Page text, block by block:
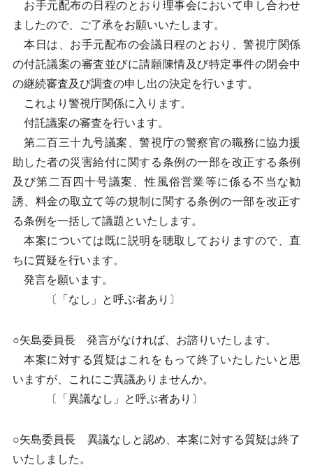
お手元配布の日程のとおり理事会において申し合わせ
ましたので、ご了承をお願いいたします。
本日は、お手元配布の会議日程のとおり、警視庁関係
の付託議案の審査並びに請願陳情及び特定事件の閉会中
の継続審査及び調査の申し出の決定を行います。
これより警視庁関係に入ります。
付託議案の審査を行います。
第二百三十九号議案、警視庁の警察官の職務に協力援
助した者の災害給付に関する条例の一部を改正する条例
及び第二百四十号議案、性風俗営業等に係る不当な勧
誘、料金の取立て等の規制に関する条例の一部を改正す
る条例を一括して議題といたします。
本案については既に説明を聴取しておりますので、直
ちに質疑を行います。
発言を願います。
〔「なし」と呼ぶ者あり〕
○矢島委員長 発言がなければ、お諮りいたします。
本案に対する質疑はこれをもって終了いたしたいと思
いますが、これにご異議ありませんか。
〔「異議なし」と呼ぶ者あり〕
○矢島委員長 異議なしと認め、本案に対する質疑は終了
いたしました。